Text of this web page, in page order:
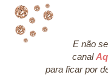
E não
canal
para ficar por